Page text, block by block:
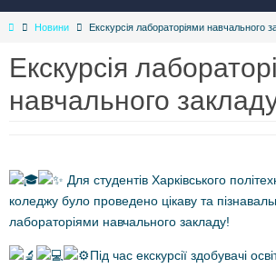
HomeНовини Екскурсія лабораторіями навчального
Екскурсія
навчального
Для студентів Харківського
коледжу було проведено цікаву та
лабораторіями навчального закладу!
Під час екскурсії здобувачі